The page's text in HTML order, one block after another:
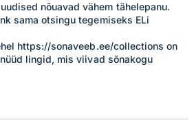
nõuavad vähem tähelepanu.
sama otsingu tegemiseks ELi
https://sonaveeb.ee/collections on
lingid, mis viivad sõnakogu